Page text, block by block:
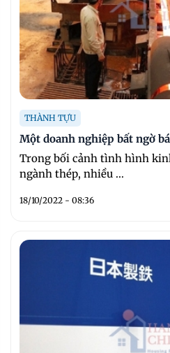
THÀNH TỰU
Một doanh nghiệp bất ngờ
Trong bối cảnh tình hình
ngành thép, nhiều ...
18/10/2022 - 08:36